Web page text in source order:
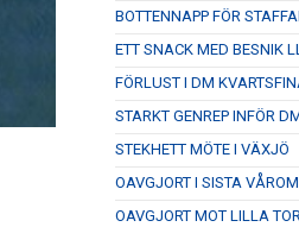
BOTTENNAPP FÖR
ETT SNACK MED BESNIK
FÖRLUST I DM
STARKT GENREP INFÖR
STEKHETT MÖTE I VÄXJÖ
OAVGJORT I SISTA
OAVGJORT MOT LILLA